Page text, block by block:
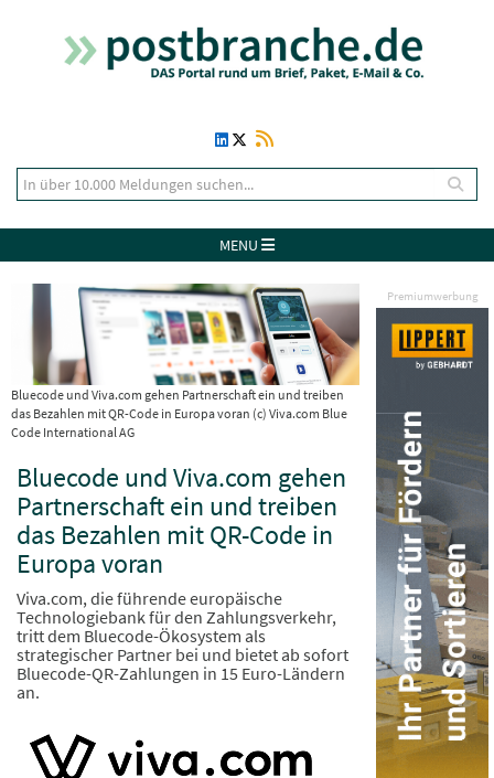
MENU
Premiumwerbung
Bluecode und Viva.com gehen Partnerschaft ein und treiben
das Bezahlen mit QR-Code in Europa voran (c) Viva.com Blue
Code International AG
Bluecode und Viva.com gehen
Partnerschaft ein und treiben
das Bezahlen mit QR-Code in
Europa voran
Viva.com, die führende europäische
Technologiebank für den Zahlungsverkehr,
tritt dem Bluecode-Ökosystem als
strategischer Partner bei und bietet ab sofort
Bluecode-QR-Zahlungen in 15 Euro-Ländern
an.